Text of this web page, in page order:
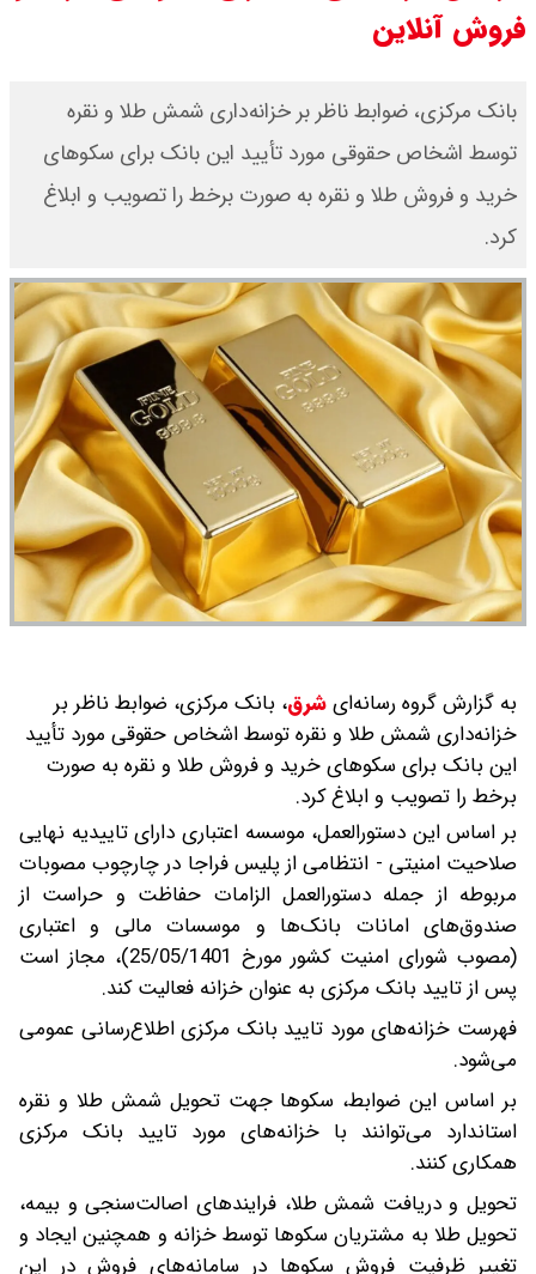
شنبه ۱۷ مرداد ۱۴۰۵ / قیمت دنا چند ؟
+ جدول
ثبت نام سایپا از امروز ۱۷ مرداد ۱۴۰۵
پرداخت ۵۰۰ میلیون تومان + لینک
شاخص بورس امروز شنبه ۱۷ مرداد
۱۴۰۵ / شاخص افزایشی شد + تحلیل
فروش آنلاین
بانک مرکزی، ضوابط ناظر بر خزانه‌داری شمش طلا ‌‌‌‌‌‌‌‌‏و نقره
توسط اشخاص حقوقی مورد تأیید این بانک برای سکوهای
خرید و فروش طلا ‌‌‌‌‌‌‌‌‏و نقره به صورت برخط را تصویب و ابلاغ
کرد.
به گزارش گروه رسانه‌ایشرق، بانک مرکزی، ضوابط ناظر بر
خزانه‌داری شمش طلا ‌‌‌‌‌‌‌‌‌و نقره توسط اشخاص حقوقی مورد تأیید
این بانک برای سکوهای خرید و فروش طلا ‌‌‌‌‌‌‌‌‌و نقره به صورت
برخط را تصویب و ابلاغ کرد.
بر اساس این دستورالعمل، موسسه اعتباری دارای تاییدیه نهایی
صلاحیت امنیتی - انتظامی از پلیس فراجا در چارچوب مصوبات
مربوطه از جمله دستورالعمل الزامات حفاظت و حراست از
صندوق‌های امانات بانک‌ها و موسسات مالی و اعتباری
(مصوب شورای امنیت کشور مورخ 25/05/1401)، مجاز است
پس از تایید بانک مرکزی به عنوان خزانه فعالیت کند.
فهرست خزانه‌های مورد تایید بانک مرکزی اطلاع‌رسانی عمومی
می‌شود.
بر اساس این ضوابط، سکوها جهت تحویل شمش طلا و نقره
استاندارد می‌توانند با خزانه‌های مورد تایید بانک مرکزی
همکاری کنند.
تحویل و دریافت شمش طلا، فرایندهای اصالت‌سنجی و بیمه،
تحویل طلا به مشتریان سکوها توسط خزانه و همچنین ایجاد و
تغییر ظرفیت فروش سکوها در سامانه‌های فروش در این